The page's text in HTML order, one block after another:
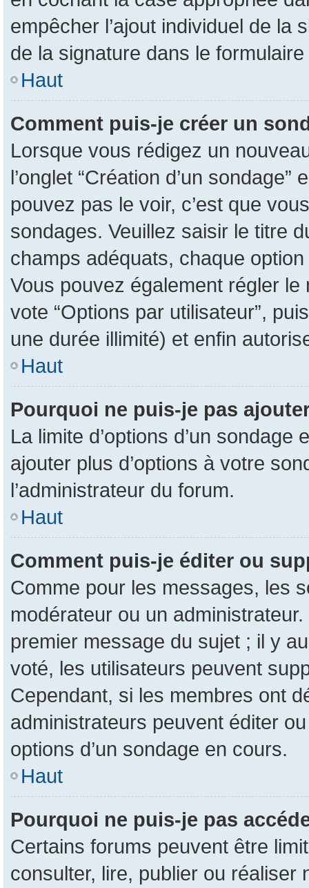
empêcher l’ajout individuel de la
de la signature dans le
Haut
Comment puis-je créer un
Lorsque vous rédigez un
l’onglet “Création d’un
pouvez pas le voir, c’est que
sondages. Veuillez saisir le titre
champs adéquats, chaque
Vous pouvez également régler
vote “Options par utilisateur”,
une durée illimité) et enfin
Haut
Pourquoi ne puis-je pas
La limite d’options d’un
ajouter plus d’options à votre
l’administrateur du forum.
Haut
Comment puis-je éditer ou
Comme pour les messages, les
modérateur ou un
premier message du sujet ; il y
voté, les utilisateurs peuvent
Cependant, si les membres ont
administrateurs peuvent éditer
options d’un sondage en cours.
Haut
Pourquoi ne puis-je pas
Certains forums peuvent être
consulter, lire, publier ou réaliser